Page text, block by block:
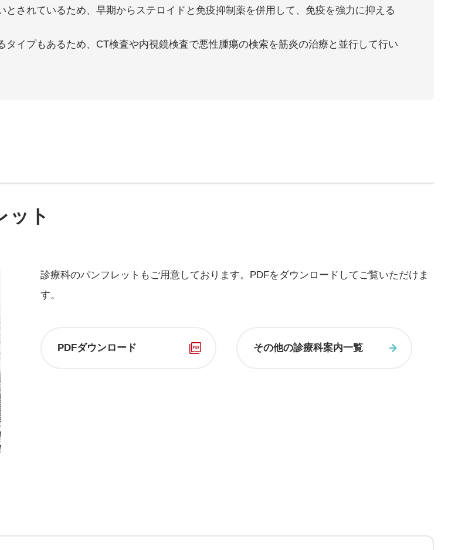
とされているため、早期からステロイドと免疫抑制薬を併用して、免疫を強力に抑える
タイプもあるため、CT検査や内視鏡検査で悪性腫瘍の検索を筋炎の治療と並行して行い
ット
診療科のパンフレットもご用意しております。PDFをダウンロードしてご覧いただけま
す。
PDFダウンロード その他の診療科案内一覧